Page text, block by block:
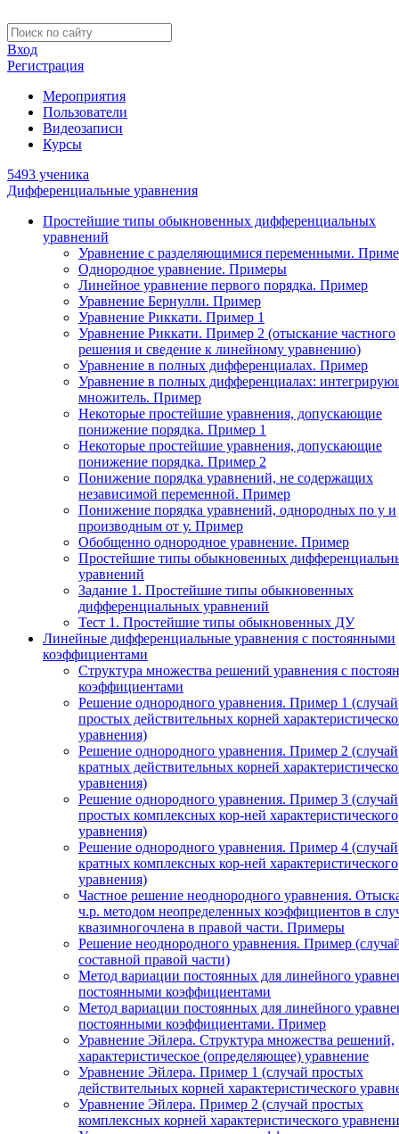
Вход
Регистрация
Мероприятия
Пользователи
Видеозаписи
Курсы
5493 ученика
Дифференциальные уравнения
Простейшие типы обыкновенных дифференциальных
уравнений
Уравнение с разделяющимися переменными.
Однородное уравнение. Примеры
Линейное уравнение первого порядка. Пример
Уравнение Бернулли. Пример
Уравнение Риккати. Пример 1
Уравнение Риккати. Пример 2 (отыскание частного
решения и сведение к линейному уравнению)
Уравнение в полных дифференциалах. Пример
Уравнение в полных дифференциалах:
множитель. Пример
Некоторые простейшие уравнения, допускающие
понижение порядка. Пример 1
Некоторые простейшие уравнения, допускающие
понижение порядка. Пример 2
Понижение порядка уравнений, не содержащих
независимой переменной. Пример
Понижение порядка уравнений, однородных по у и
производным от у. Пример
Обобщенно однородное уравнение. Пример
Простейшие типы обыкновенных
уравнений
Задание 1. Простейшие типы обыкновенных
дифференциальных уравнений
Тест 1. Простейшие типы обыкновенных ДУ
Линейные дифференциальные уравнения с постоянными
коэффициентами
Структура множества решений уравнения с
коэффициентами
Решение однородного уравнения. Пример 1 (случай
простых действительных корней
уравнения)
Решение однородного уравнения. Пример 2 (случай
кратных действительных корней
уравнения)
Решение однородного уравнения. Пример 3 (случай
простых комплексных кор-ней характеристического
уравнения)
Решение однородного уравнения. Пример 4 (случай
кратных комплексных кор-ней характеристического
уравнения)
Частное решение неоднородного уравнения.
ч.р. методом неопределенных коэффициентов в
квазимногочлена в правой части. Примеры
Решение неоднородного уравнения. Пример
составной правой части)
Метод вариации постоянных для линейного
постоянными коэффициентами
Метод вариации постоянных для линейного
постоянными коэффициентами. Пример
Уравнение Эйлера. Структура множества решений,
характеристическое (определяющее) уравнение
Уравнение Эйлера. Пример 1 (случай простых
действительных корней характеристического
Уравнение Эйлера. Пример 2 (случай простых
комплексных корней характеристического